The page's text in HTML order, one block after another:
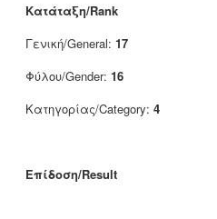
Κατάταξη/Rank
Γενική/General: 17
Φύλου/Gender: 16
Κατηγορίας/Category: 4
Επίδοση/Result